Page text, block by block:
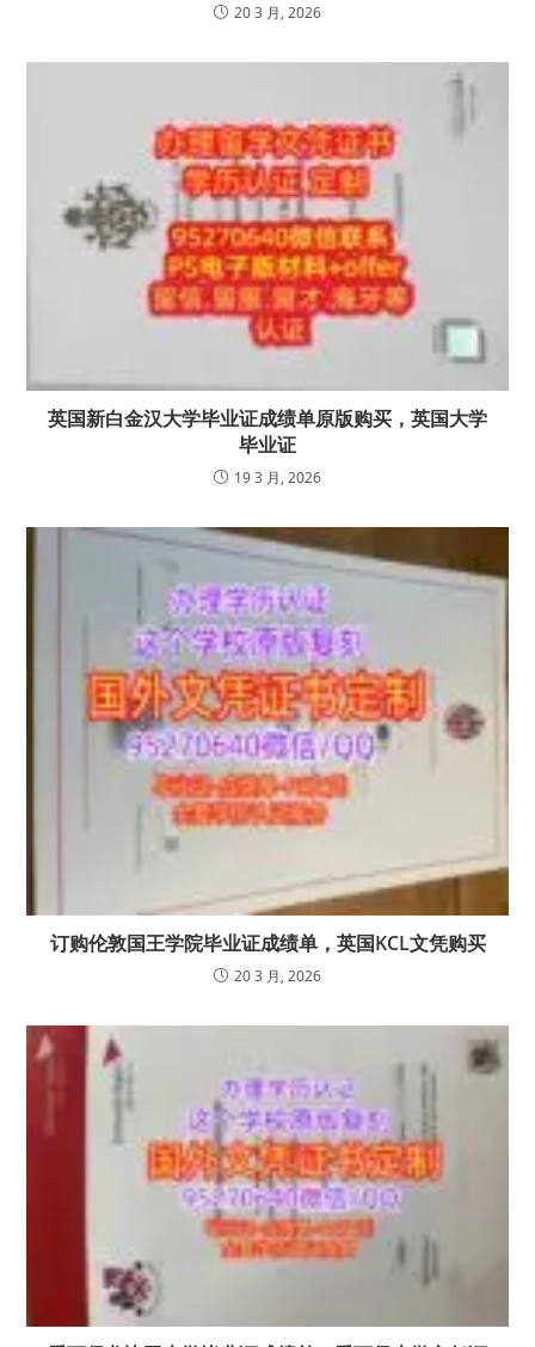
20 3 月, 2026
英国新白金汉大学毕业证成绩单原版购买，英国大学
毕业证
19 3 月, 2026
订购伦敦国王学院毕业证成绩单，英国KCL文凭购买
20 3 月, 2026